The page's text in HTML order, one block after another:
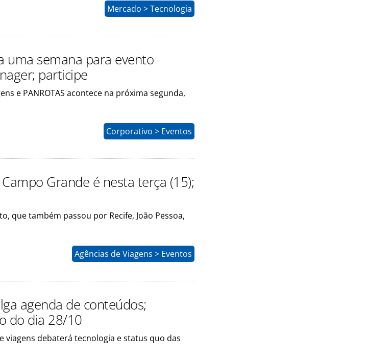
Mercado > Tecnologia
uma semana para evento
participe
e PANROTAS acontece na próxima segunda,
Corporativo > Eventos
Grande é nesta terça (15);
que também passou por Recife, João Pessoa,
Agências de Viagens > Eventos
agenda de conteúdos;
do dia 28/10
viagens debaterá tecnologia e status quo das